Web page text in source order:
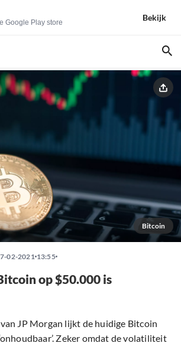
Google Play store
Bekijk
Bitcoin
02-2021 13:55
op $50.000 is
JP Morgan lijkt de huidige Bitcoin
Zeker omdat de volatiliteit